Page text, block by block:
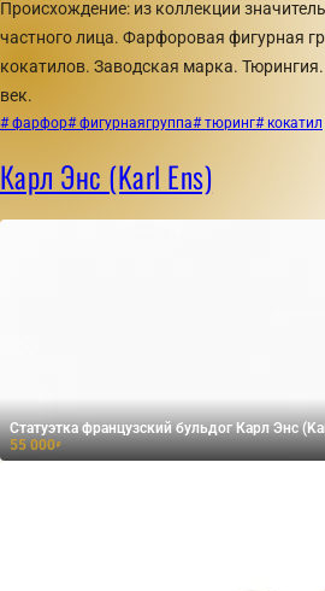
Происхождение: из коллекции
частного лица. Фарфоровая фигурная
кокатилов. Заводская марка.
век.
# фарфор# фигурнаягруппа# тюринг# кокатил
Карл Энс (Karl Ens)
Статуэтка французский бульдог Карл Энс
55 000₽